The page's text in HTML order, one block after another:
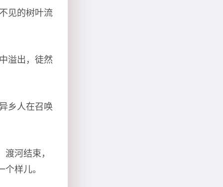
见的树叶流
溢出，徒然
乡人在召唤
河结束，
样儿。